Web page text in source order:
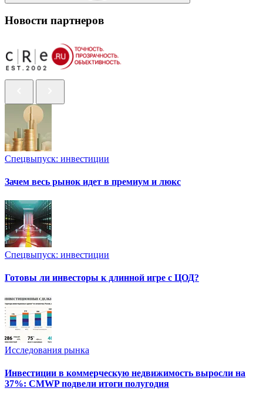
Новости партнеров
Спецвыпуск: инвестиции
Зачем весь рынок идет в премиум и люкс
Спецвыпуск: инвестиции
Готовы ли инвесторы к длинной игре с ЦОД?
Исследования рынка
Инвестиции в коммерческую недвижимость выросли на
37%: CMWP подвели итоги полугодия